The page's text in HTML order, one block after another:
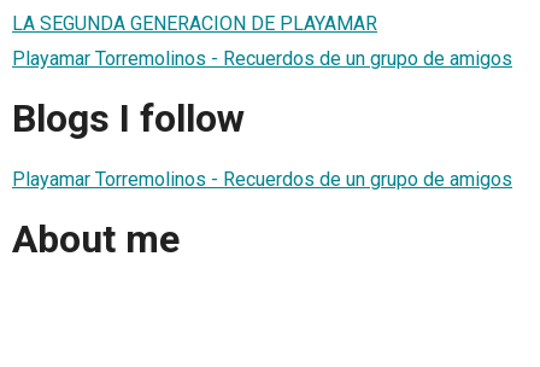
LA SEGUNDA GENERACION DE PLAYAMAR
Playamar Torremolinos - Recuerdos de un grupo de amigos
Blogs I follow
Playamar Torremolinos - Recuerdos de un grupo de amigos
About me